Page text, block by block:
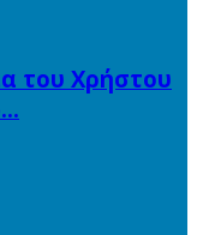
του Χρήστου